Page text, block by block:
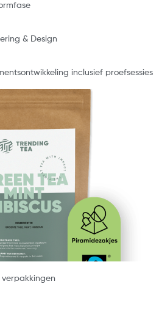
& Design
inclusief proefsessies